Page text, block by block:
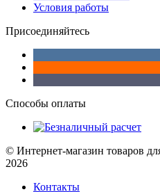
Условия работы
Присоединяйтесь
Способы оплаты
© Интернет-магазин товаров
2026
Контакты